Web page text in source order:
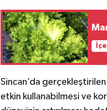
Sincan’da
etkin kullanabilmesi ve